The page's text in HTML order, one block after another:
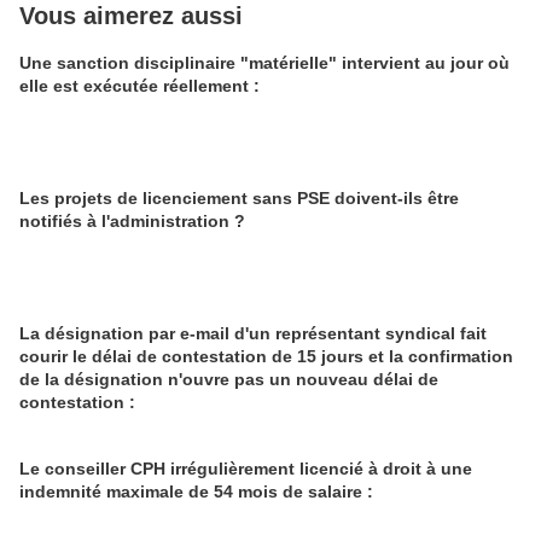
Vous aimerez aussi
Une sanction disciplinaire "matérielle" intervient au jour où
elle est exécutée réellement :
Les projets de licenciement sans PSE doivent-ils être
notifiés à l'administration ?
La désignation par e-mail d'un représentant syndical fait
courir le délai de contestation de 15 jours et la confirmation
de la désignation n'ouvre pas un nouveau délai de
contestation :
Le conseiller CPH irrégulièrement licencié à droit à une
indemnité maximale de 54 mois de salaire :